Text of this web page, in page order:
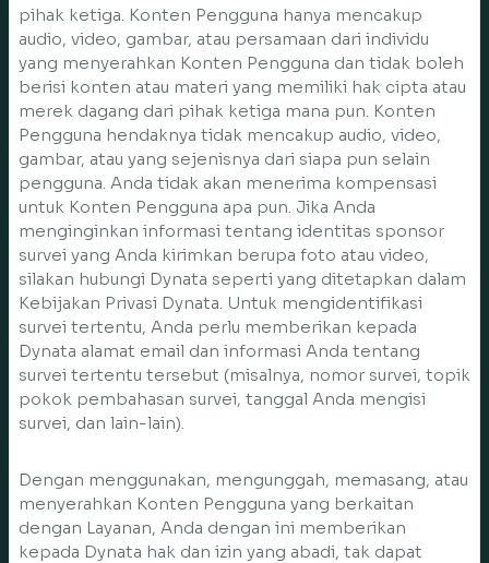
pihak ketiga. Konten Pengguna hanya mencakup
audio, video, gambar, atau persamaan dari individu
yang menyerahkan Konten Pengguna dan tidak boleh
berisi konten atau materi yang memiliki hak cipta atau
merek dagang dari pihak ketiga mana pun. Konten
Pengguna hendaknya tidak mencakup audio, video,
gambar, atau yang sejenisnya dari siapa pun selain
pengguna. Anda tidak akan menerima kompensasi
untuk Konten Pengguna apa pun. Jika Anda
menginginkan informasi tentang identitas sponsor
survei yang Anda kirimkan berupa foto atau video,
silakan hubungi Dynata seperti yang ditetapkan dalam
Kebijakan Privasi Dynata. Untuk mengidentifikasi
survei tertentu, Anda perlu memberikan kepada
Dynata alamat email dan informasi Anda tentang
survei tertentu tersebut (misalnya, nomor survei, topik
pokok pembahasan survei, tanggal Anda mengisi
survei, dan lain-lain).
Dengan menggunakan, mengunggah, memasang, atau
menyerahkan Konten Pengguna yang berkaitan
dengan Layanan, Anda dengan ini memberikan
kepada Dynata hak dan izin yang abadi, tak dapat